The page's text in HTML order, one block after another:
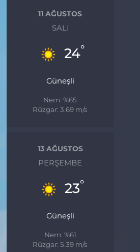
11 AĞUSTOS
SALI
24°
Güneşli
Nem: %65
Rüzgar: 3.69 m/s
13 AĞUSTOS
PERŞEMBE
23°
Güneşli
Nem: %61
Rüzgar: 5.39 m/s